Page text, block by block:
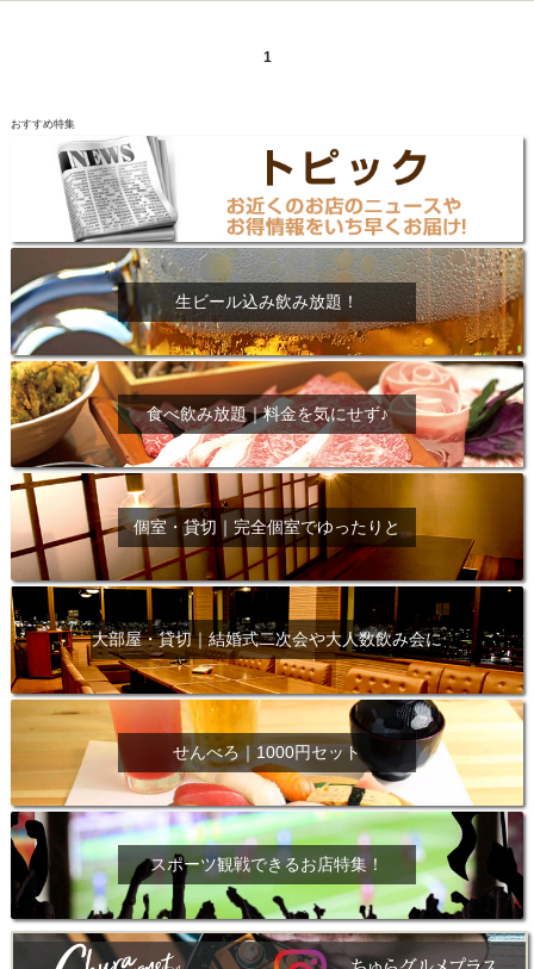
1
おすすめ特集
生ビール込み飲み放題！
食べ飲み放題｜料金を気にせず♪
個室・貸切｜完全個室でゆったりと
大部屋・貸切｜結婚式二次会や大人数飲み会に
せんべろ｜1000円セット
スポーツ観戦できるお店特集！